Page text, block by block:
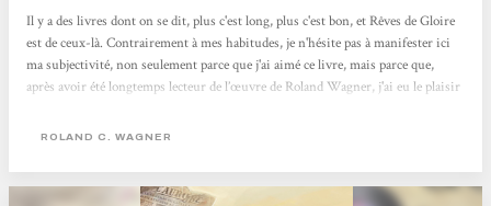
Il y a des livres dont on se dit, plus c'est long, plus c'est bon, et Rêves de Gloire
est de ceux-là. Contrairement à mes habitudes, je n'hésite pas à manifester ici
ma subjectivité, non seulement parce que j'ai aimé ce livre, mais parce que,
après avoir été longtemps lecteur de l’œuvre de Roland Wagner, j'ai eu le plaisir
de ce roman. Ainsi, même si ma critique se veut équilibrée, elle est aussi
ROLAND C. WAGNER